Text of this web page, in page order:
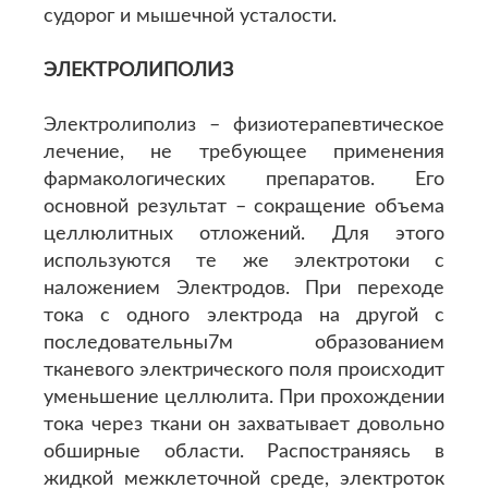
судорог и мышечной усталости.
ЭЛЕКТРОЛИПОЛИЗ
Электролиполиз – физиотерапевтическое
лечение, не требующее применения
фармакологических препаратов. Его
основной результат – сокращение объема
целлюлитных отложений. Для этого
используются те же электротоки с
наложением Электродов. При переходе
тока с одного электрода на другой с
последовательны7м образованием
тканевого электрического поля происходит
уменьшение целлюлита. При прохождении
тока через ткани он захватывает довольно
обширные области. Распостраняясь в
жидкой межклеточной среде, электроток